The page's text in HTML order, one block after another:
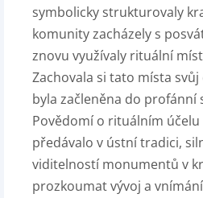
symbolicky strukturovaly
komunity zacházely s
znovu využívaly rituální
Zachovala si tato místa
byla začleněna do profánní
Povědomí o rituálním
předávalo v ústní tradici,
viditelností monumentů v
prozkoumat vývoj a